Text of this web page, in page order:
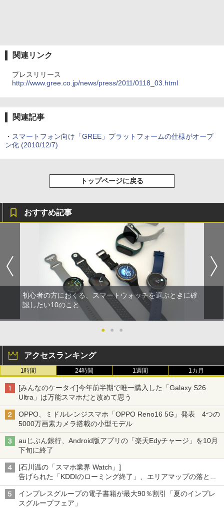
関連リンク
プレスリリース
http://www.gree.co.jp/news/press/2011/0118_03.html
関連記事
・ スマートフォン向け「GREE」プラットフォームの仕様がオープ
ン化(2010/12/7)
トップページに戻る
おすすめ記事
初心者の方におくる、スマートウォッチを選ぶときに確
認したい10のこと
● ● ●
アクセスランキング
1時間 24時間 1週間 1カ月
[みんなのケータイ]今年前半期で唯一購入した「Galaxy S26
Ultra」は万能スマホだと改めて思う
OPPO、ミドルレンジスマホ「OPPO Reno16 5G」発表 4つの
5000万画素カメラ搭載の小型モデル
auじぶん銀行、Android版アプリの「楽天Edyチャージ」を10月
下旬に終了
[石川温の「スマホ業界 Watch」]
告げられた「KDDIのローミング終了」、エリアマップの落とし
穴と楽天モバイルの課題
インプレスグループの電子書籍が最大90％割引「夏のインプレ
スグループフェア」